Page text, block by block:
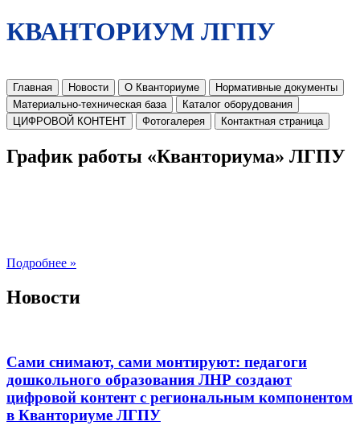
КВАНТОРИУМ ЛГПУ
Главная Новости О Кванториуме
Нормативные документы
Материально-техническая база
Каталог оборудования
ЦИФРОВОЙ КОНТЕНТ
Фотогалерея Контактная страница
График работы «Кванториума» ЛГПУ
Подробнее »
Новости
Сами снимают, сами монтируют: педагоги
дошкольного образования ЛНР создают
цифровой контент с региональным компонентом
в Кванториуме ЛГПУ​